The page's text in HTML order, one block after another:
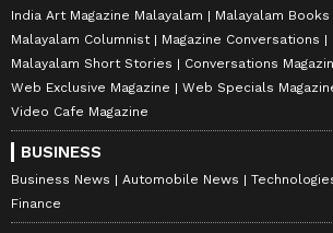
India Art Magazine Malayalam
Malayalam Books
Malayalam Columnist
Magazine Conversations
Malayalam Short Stories
Conversations
Web Exclusive Magazine
Web Specials
Video Cafe Magazine
BUSINESS
Business News Automobile News
Finance